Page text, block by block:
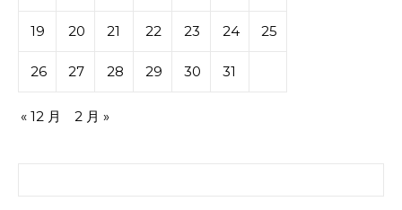
19 20 21 22 23 24 25
26 27 28 29 30 31
« 12 月 2 月 »